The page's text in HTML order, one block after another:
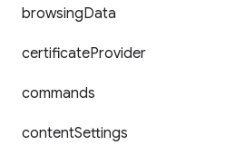
browsingData
certificateProvider
commands
contentSettings